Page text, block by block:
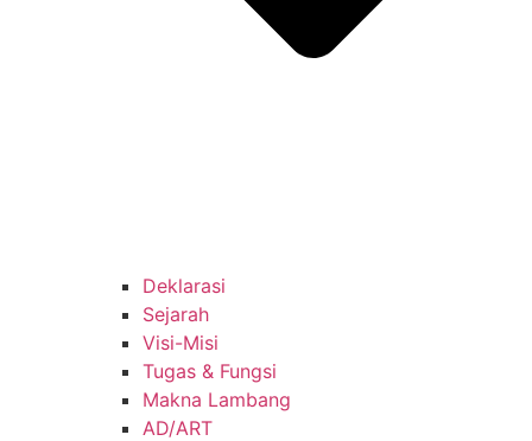
Deklarasi
Sejarah
Visi-Misi
Tugas & Fungsi
Makna Lambang
AD/ART